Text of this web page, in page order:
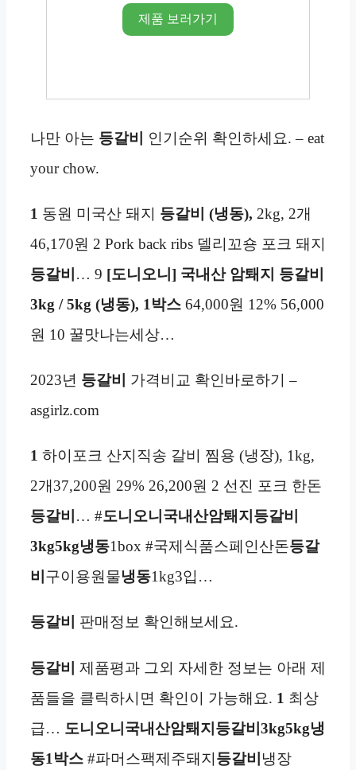
제품 보러가기
나만 아는 등갈비
인기순위 확인하세요. – eat
your chow.
1 동원 미국산 돼지 등갈비 (냉동), 2kg, 2개
46,170원 2 Pork back ribs 델리꼬숑 포크 돼지
등갈비 … 9 [도니오니] 국내산 암퇘지 등갈비
3kg / 5kg (냉동), 1박스 64,000원 12% 56,000
원 10 꿀맛나는세상…
2023년 등갈비
가격비교 확인바로하기 –
asgirlz.com
1 하이포크 산지직송 갈비 찜용 (냉장), 1kg,
2개37,200원 29% 26,200원 2 선진 포크 한돈
등갈비 … #도니오니 국내산암퇘지등갈비
3kg5kg냉동1box #국제식품스페인산돈등갈
비 구이용원물냉동1kg3입…
등갈비 판매정보 확인해보세요.
등갈비
제품평과 그외 자세한 정보는 아래 제
품들을 클릭하시면 확인이 가능해요. 1 최상
급… 도니오니 국내산암퇘지등갈비3kg5kg냉
동1박스 #파머스팩제주돼지등갈비 냉장